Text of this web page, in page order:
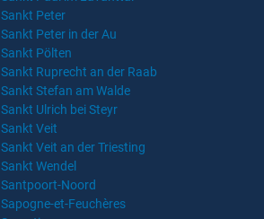
Sankt Peter
Sankt Peter in der Au
Sankt Pölten
Sankt Ruprecht an der Raab
Sankt Stefan am Walde
Sankt Ulrich bei Steyr
Sankt Veit
Sankt Veit an der Triesting
Sankt Wendel
Santpoort-Noord
Sapogne-et-Feuchères